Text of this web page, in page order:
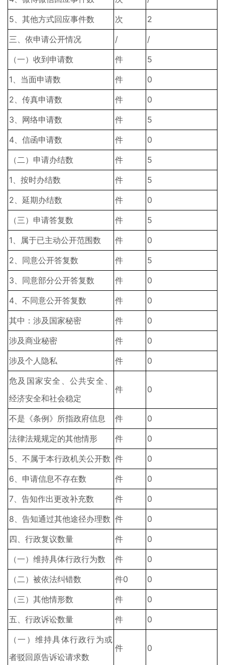
5、其他方式回应事件数
次
2
三、依申请公开情况
/
/
（一）收到申请数
件
5
1、当面申请数
件
0
2、传真申请数
件
0
3、网络申请数
件
5
4、信函申请数
件
0
（二）申请办结数
件
5
1、按时办结数
件
5
2、延期办结数
件
0
（三）申请答复数
件
5
1、属于已主动公开范围数
件
0
2、同意公开答复数
件
5
3、同意部分公开答复数
件
0
4、不同意公开答复数
件
0
其中：涉及国家秘密
件
0
涉及商业秘密
件
0
涉及个人隐私
件
0
危及国家安全、公共安全、
经济安全和社会稳定
件 0
不是《条例》所指政府信息 件
0
法律法规规定的其他情形
件
0
5、不属于本行政机关公开数 件
0
6、申请信息不存在数
件
0
7、告知作出更改补充数
件
0
8、告知通过其他途径办理数 件
0
四、行政复议数量
件
0
（一）维持具体行政行为数
件
0
（二）被依法纠错数
件0
0
（三）其他情形数
件
0
五、行政诉讼数量
件
0
（一）维持具体行政行为或
者驳回原告诉讼请求数
件 0